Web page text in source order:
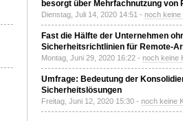
besorgt über Mehrfachnutzung von
Dienstag, Juli 14, 2020 14:51 - noch keine
Fast die Hälfte der Unternehmen
Sicherheitsrichtlinien für Remote-
Montag, Juni 29, 2020 16:22 - noch keine
Umfrage: Bedeutung der
Sicherheitslösungen
Freitag, Juni 12, 2020 15:30 - noch keine